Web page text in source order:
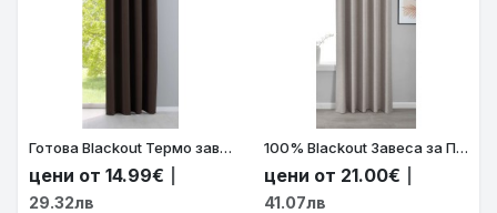
Готова Blackout Термо завеса NEW YORK с халки за Тръбен Корниз, затъмняваща, шумоизолираща цвят Кафяв, 5 Размера, код- 201920600-019
цени от 14.99€
29.32лв
100% Blackout Завеса за Пълен Мрак, Термо и Шумоизолираща с коланче цвят Таупе, 175х140 и 245х140 за Релса и Корниз код-2023600-012
цени от 21.00€
41.07лв